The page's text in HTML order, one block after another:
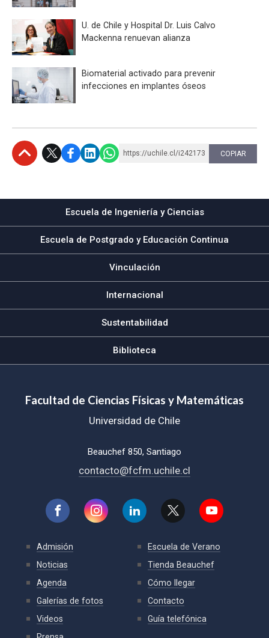
U. de Chile y Hospital Dr. Luis Calvo
Mackenna renuevan alianza
Biomaterial activado para prevenir
infecciones en implantes óseos
https://uchile.cl/i242173 COPIAR
Escuela de Ingeniería y Ciencias
Escuela de Postgrado y Educación Continua
Vinculación
Internacional
Sustentabilidad
Biblioteca
Facultad de Ciencias Físicas y Matemáticas
Universidad de Chile
Beauchef 850, Santiago
contacto@fcfm.uchile.cl
Admisión
Noticias
Agenda
Galerías de fotos
Videos
Escuela de Verano
Tienda Beauchef
Cómo llegar
Contacto
Guía telefónica